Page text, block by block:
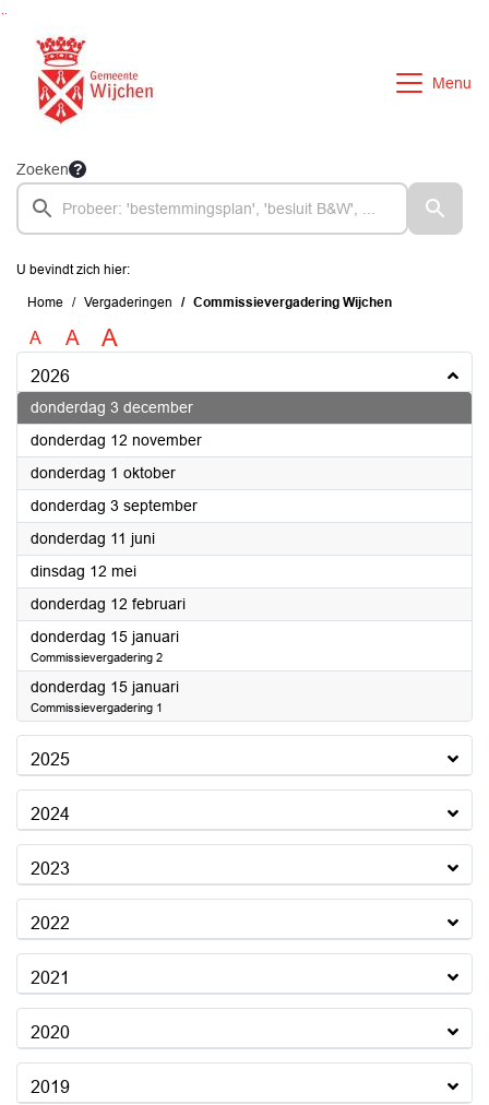
Ga naar de inhoud van deze pagina
Ga naar het zoeken
Ga naar het menu
Menu
Zoeken
U bevindt zich hier:
Home Vergaderingen Commissievergadering Wijchen
A A A
2026
donderdag 3 december2026
donderdag 12 november2026
donderdag 1 oktober2026
donderdag 3 september2026
donderdag 11 juni2026
dinsdag 12 mei2026
donderdag 12 februari2026
donderdag 15 januari2026
Commissievergadering 2
donderdag 15 januari2026
Commissievergadering 1
2025
2024
2023
2022
2021
2020
2019